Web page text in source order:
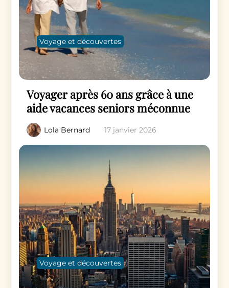
Voyage et découvertes
Voyager après 60 ans grâce à une
aide vacances seniors méconnue
Lola Bernard 17 janvier 2026
Voyage et découvertes